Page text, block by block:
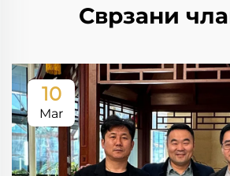
Сврзани
10
Mar